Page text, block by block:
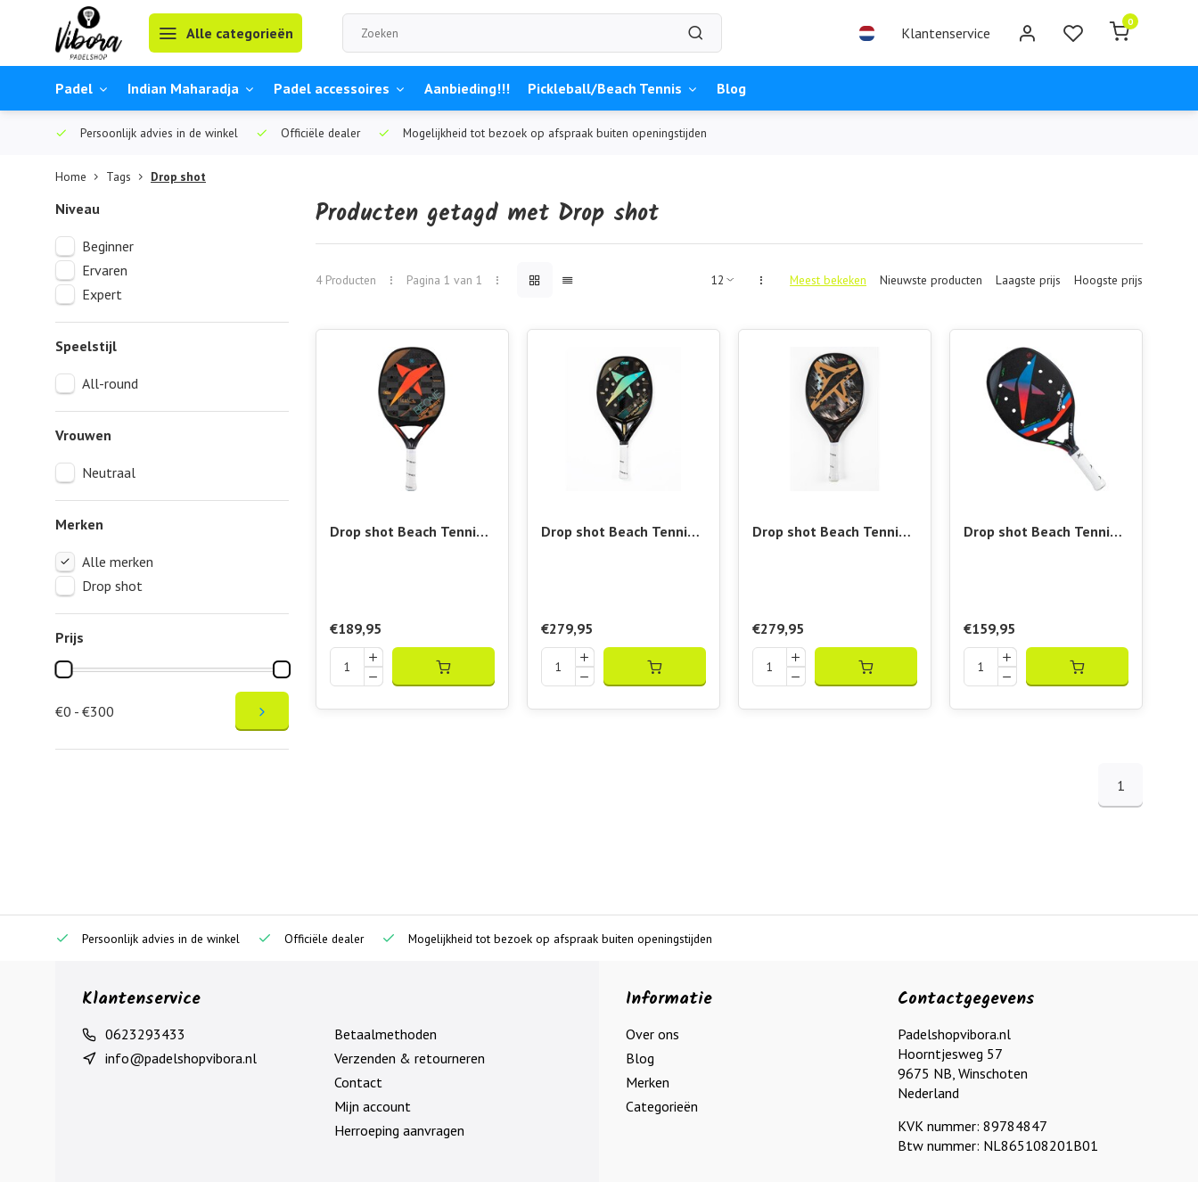
Alle categorieën Klantenservice
0
Padel Indian Maharadja Padel accessoires Aanbieding!!! Pickleball/Beach Tennis Blog
Persoonlijk advies in de winkel Officiële dealer Mogelijkheid tot bezoek op afspraak buiten openingstijden
Home Tags Drop shot
Niveau
Beginner
Ervaren
Expert
Speelstijl
All-round
Vrouwen
Neutraal
Merken
Alle merken
Drop shot
Prijs
€0 - €300
Producten getagd met Drop shot
4 Producten Pagina 1 van 1 Meest bekeken Nieuwste producten Laagste prijs Hoogste prijs
Drop shot Beach Tennis
€189,95
Drop shot Beach Tennis
€279,95
Drop shot Beach Tennis
€279,95
Drop shot Beach Tennis
€159,95
1
Persoonlijk advies in de winkel Officiële dealer Mogelijkheid tot bezoek op afspraak buiten openingstijden
Klantenservice
0623293433
info@padelshopvibora.nl
Betaalmethoden
Verzenden & retourneren
Contact
Mijn account
Herroeping aanvragen
Informatie
Over ons
Blog
Merken
Categorieën
Contactgegevens
Padelshopvibora.nl
Hoorntjesweg 57
9675 NB, Winschoten
Nederland
KVK nummer: 89784847
Btw nummer: NL865108201B01